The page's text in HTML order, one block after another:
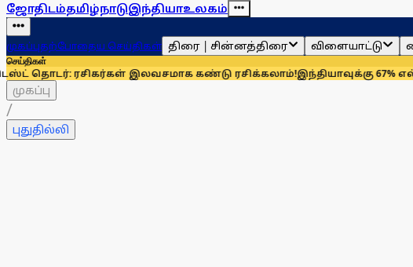
ஜோதிடம்தமிழ்நாடுஇந்தியாஉலகம்
முகப்புதற்போதைய செய்திகள் திரை | சின்னத்திரை விளையாட்டு
செய்திகள்
இலவசமாக கண்டு ரசிக்கலாம்!இந்தியாவுக்கு 67% எல்பிஜி
முகப்பு
/
புதுதில்லி